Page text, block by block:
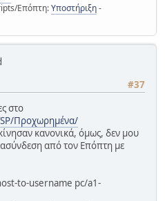
Επόπτη:Υποστήριξη-
#37
στο
Προχωρημένα/
κανονικά, όμως, δεν μου
από τον Επόπτη με
to-username pc/a1-